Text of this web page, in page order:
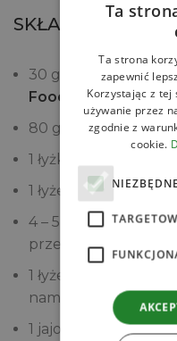
SKŁADNIKI
30 g
Quinoi
Food
ugotowanej
80 g
Kimchi House
1 łyżka
1 łyżeczkaSezamu
4 – 5
Grzybów
przekrojonych na pół
1 łyżeczka
namoczonych10
1 jajo „L”
Ta
Ta strona
zapewnić
Korzystając z tej
używanie przez
zgodnie z
cookie.
NIEZBĘDNE